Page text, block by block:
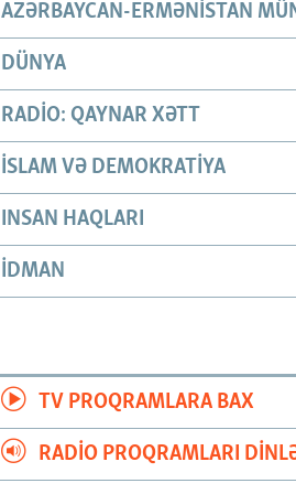
AZƏRBAYCAN-ERMƏNISTAN
DÜNYA
RADIO: QAYNAR XƏTT
İSLAM VƏ DEMOKRATIYA
INSAN HAQLARI
İDMAN
TV PROQRAMLARA BAX
RADIO PROQRAMLARI